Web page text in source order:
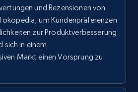
URL
Currency, Gtin,
urls, Top reviews, and
und Rezensionen von
um Kundenpräferenzen
zur Produktverbesserung
sich in einem
Markt einen Vorsprung zu